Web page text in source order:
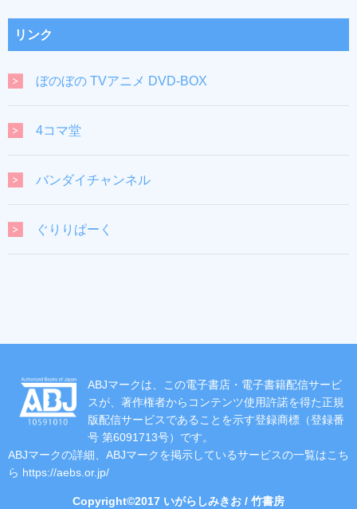
リンク
ぼのぼの TVアニメ DVD-BOX
4コマ堂
バンダイチャンネル
ぐりりぱーく
ABJマークは、この電子書店・電子書籍配信サービ
スが、著作権者からコンテンツ使用許諾を得た正規
版配信サービスであることを示す登録商標（登録番
号 第6091713号）です。
ABJマークの詳細、ABJマークを掲示しているサービスの一覧はこち
ら https://aebs.or.jp/
Copyright©2017 いがらしみきお / 竹書房